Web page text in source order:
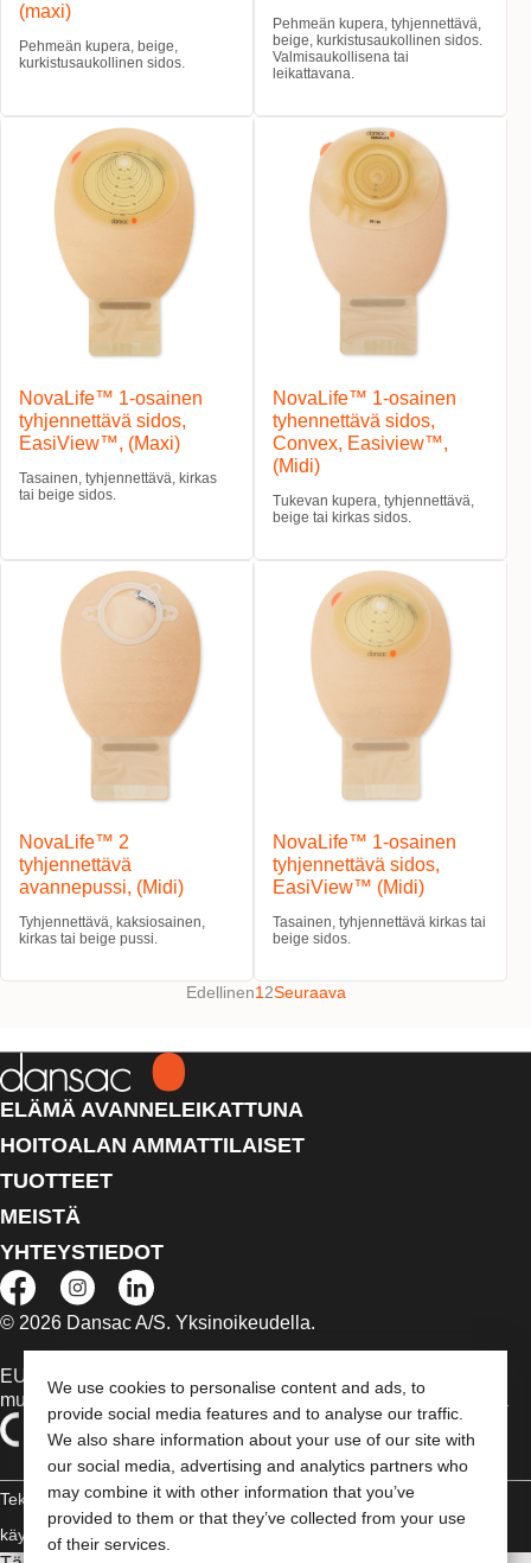
We use cookies to personalise content and ads, to
provide social media features and to analyse our traffic.
We also share information about your use of our site with
our social media, advertising and analytics partners who
may combine it with other information that you’ve
provided to them or that they’ve collected from your use
of their services.
(maxi)
Pehmeän kupera, beige,
kurkistusaukollinen sidos.
Pehmeän kupera, tyhjennettävä,
beige, kurkistusaukollinen sidos.
Valmisaukollisena tai
leikattavana.
NovaLife™ 1-osainen
tyhjennettävä sidos,
EasiView™, (Maxi)
Tasainen, tyhjennettävä, kirkas
tai beige sidos.
NovaLife™ 1-osainen
tyhennettävä sidos,
Convex, Easiview™,
(Midi)
Tukevan kupera, tyhjennettävä,
beige tai kirkas sidos.
NovaLife™ 2
tyhjennettävä
avannepussi, (Midi)
Tyhjennettävä, kaksiosainen,
kirkas tai beige pussi.
NovaLife™ 1-osainen
tyhjennettävä sidos,
EasiView™ (Midi)
Tasainen, tyhjennettävä kirkas tai
beige sidos.
Edellinen1 2Seuraava
ELÄMÄ AVANNELEIKATTUNA
HOITOALAN AMMATTILAISET
TUOTTEET
MEISTÄ
YHTEYSTIEDOT
© 2026 Dansac A/S. Yksinoikeudella.
EU:n alueella myytävät lääkinnälliset laitteet on tapauksen
mukaan merkitty jommallakummalla seuraavista symboleista
Tekijänoikeudelliset tiedot /
käyttäjäehdot
Vaatimustenmukaisuusvakuutus